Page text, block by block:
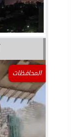
المحافظات